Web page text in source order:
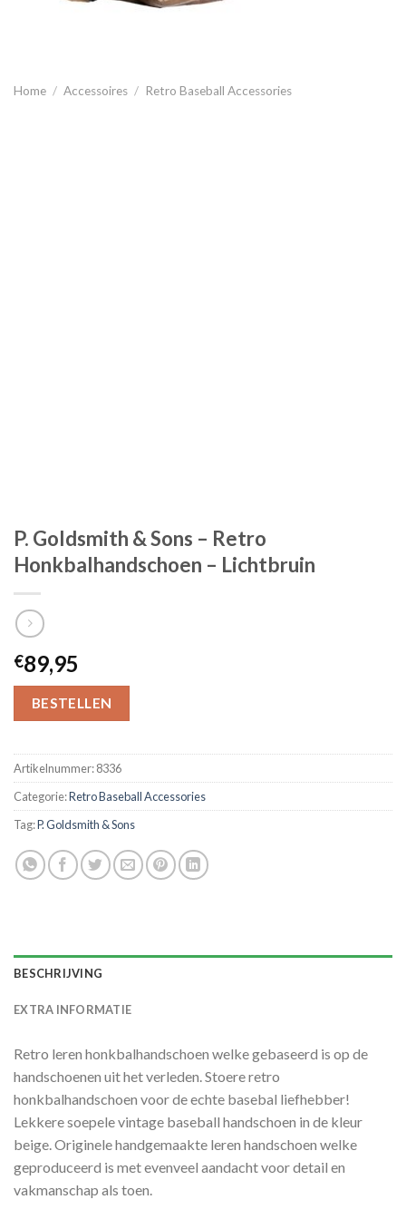
Home / Accessoires / Retro Baseball Accessories
P. Goldsmith & Sons – Retro
Honkbalhandschoen – Lichtbruin
€89,95
BESTELLEN
Artikelnummer:8336
Categorie:Retro Baseball Accessories
Tag:P. Goldsmith & Sons
BESCHRIJVING
EXTRA INFORMATIE
Retro leren honkbalhandschoen welke gebaseerd is op de
handschoenen uit het verleden. Stoere retro
honkbalhandschoen voor de echte basebal liefhebber!
Lekkere soepele vintage baseball handschoen in de kleur
beige. Originele handgemaakte leren handschoen welke
geproduceerd is met evenveel aandacht voor detail en
vakmanschap als toen.